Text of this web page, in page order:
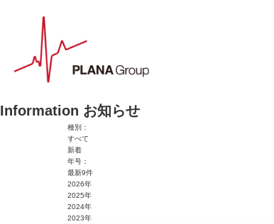
Information お知らせ
種別：
すべて
新着
年号：
最新9件
2026年
2025年
2024年
2023年